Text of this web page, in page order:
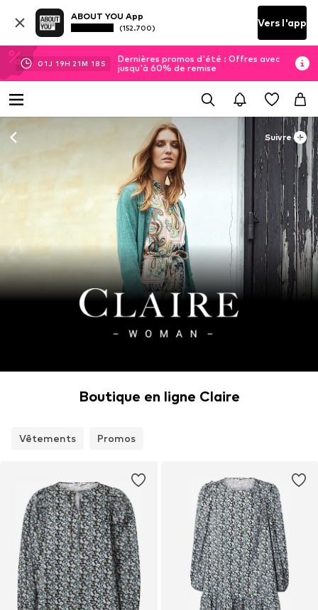
ABOUT YOU App
(152.700) Vers l'app
01J 19H 21M 18 S
Dernières promos d'été : Offres avec
jusqu'à 60% de remise
Suivre
Boutique en ligne Claire
Vêtements Promos